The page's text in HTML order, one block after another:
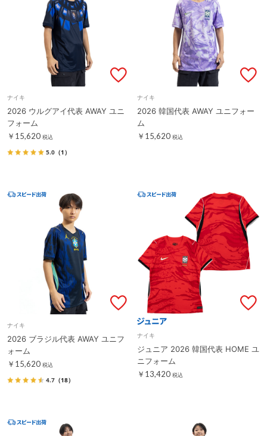
ナイキ
2026 ウルグアイ代表 AWAY ユニ
フォーム
￥15,620 税込
5.0 （1）
ナイキ
2026 韓国代表 AWAY ユニフォー
ム
￥15,620 税込
ナイキ
2026 ブラジル代表 AWAY ユニフ
ォーム
￥15,620 税込
4.7 （18）
ナイキ
ジュニア 2026 韓国代表 HOME ユ
ニフォーム
￥13,420 税込